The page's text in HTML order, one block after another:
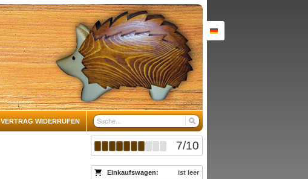
VERTRAG WIDERRUFEN
7/10
Einkaufswagen: ist leer